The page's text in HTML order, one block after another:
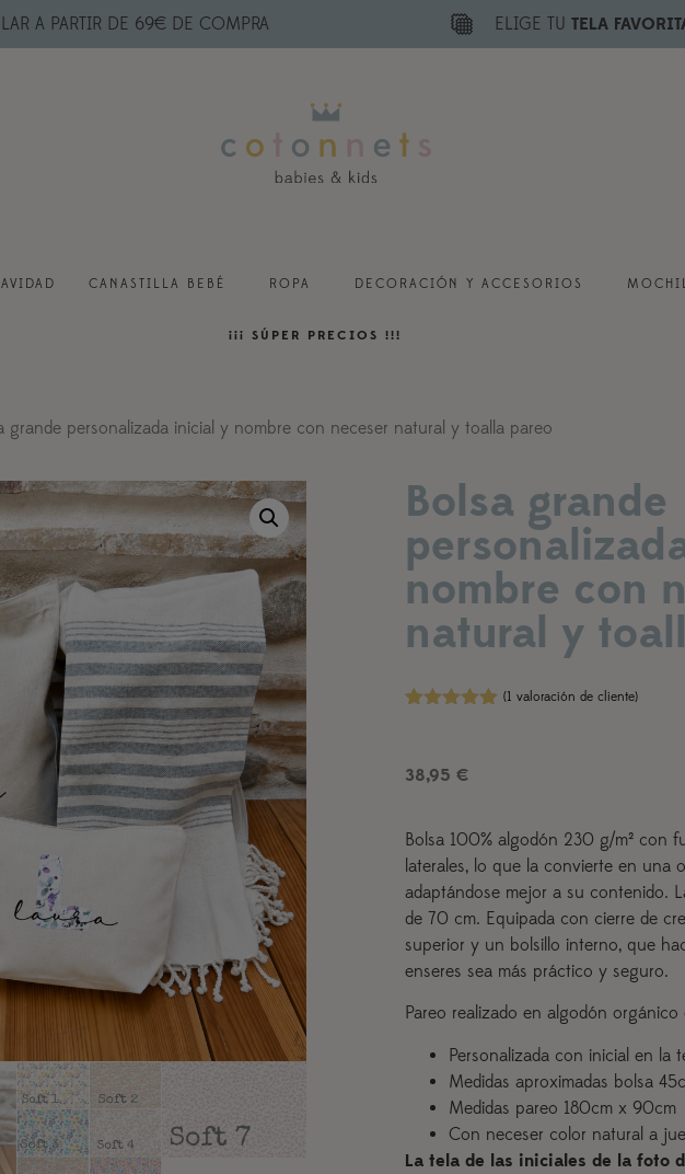
A PARTIR DE 69€ DE COMPRA ELIGE TU TELA
CANASTILLA BEBÉ ROPA DECORACIÓN Y ACCESORIOS
¡¡¡ SÚPER PRECIOS !!!
grande personalizada inicial y nombre con neceser natural y toalla pareo
Bolsa grande
nombre con
natural y
avaloración
(1 valoración de cliente)
38,95 €
Bolsa 100% algodón 230 g/m² con
laterales, lo que la convierte en una
adaptándose mejor a su contenido.
de 70 cm. Equipada con cierre de
superior y un bolsillo interno, que
enseres sea más práctico y seguro.
Pareo realizado en algodón
Personalizada con inicial en la
Medidas aproximadas bolsa
Medidas pareo 180cm x 90cm
Con neceser color natural a
La tela de las iniciales de la foto